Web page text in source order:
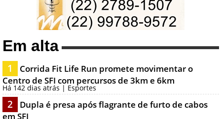
Em alta
1
Corrida Fit Life Run promete movimentar o
Centro de SFI com percursos de 3km e 6km
Há 142 dias atrás | Esportes
2
Dupla é presa após flagrante de furto de cabos
em SFI